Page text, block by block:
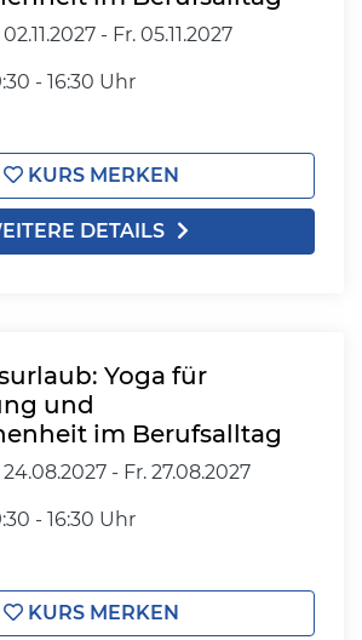
02.11.2027 - Fr. 05.11.2027
- 16:30 Uhr
KURS MERKEN
DETAILS
Yoga für
und
im Berufsalltag
24.08.2027 - Fr. 27.08.2027
- 16:30 Uhr
KURS MERKEN